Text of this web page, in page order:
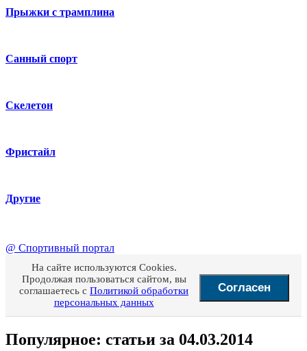
Прыжки с трамплина
Санный спорт
Скелетон
Фристайл
Другие
@ Спортивный портал
На сайте используются Cookies.
Продолжая пользоваться сайтом, вы
соглашаетесь с Политикой обработки
персональных данных
Согласен
Популярное: статьи за 04.03.2014